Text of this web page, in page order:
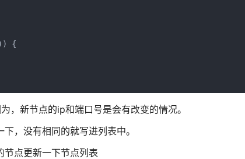
{
，新节点的ip和端口号是会有改变的情况。
，没有相同的就写进列表中。
节点更新一下节点列表